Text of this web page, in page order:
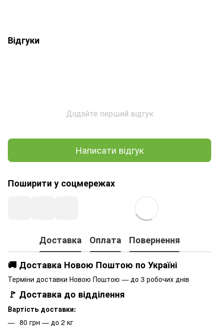
Відгуки
Додайте перший відгук
Написати відгук
Поширити у соцмережах
Доставка Оплата
Повернення
🚚 Доставка Новою Поштою по Україні
Терміни доставки Новою Поштою — до 3 робочих днів
🚩 Доставка до відділення
Вартість доставки:
80 грн — до 2 кг